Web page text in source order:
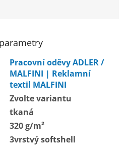
Pracovní oděvy ADLER /
MALFINI | Reklamní
textil MALFINI
Zvolte variantu
tkaná
320 g/m²
3vrstvý softshell